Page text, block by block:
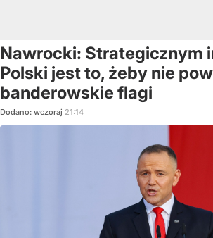
Nawrocki: Strategicznym
Polski jest to, żeby nie
banderowskie flagi
Dodano: wczoraj 21:14